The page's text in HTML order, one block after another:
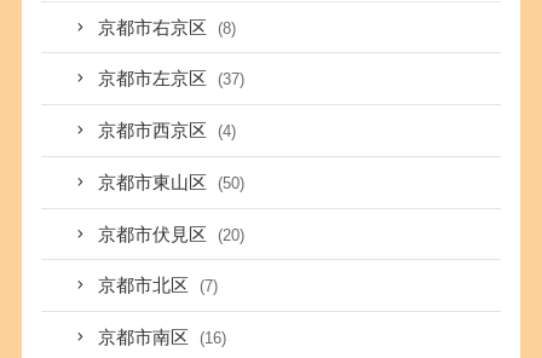
京都市右京区 (8)
京都市左京区 (37)
京都市西京区 (4)
京都市東山区 (50)
京都市伏見区 (20)
京都市北区 (7)
京都市南区 (16)